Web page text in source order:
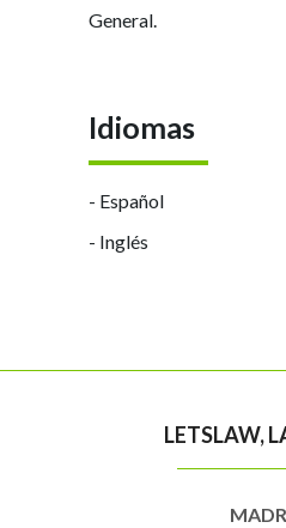
General.
Idiomas
- Español
- Inglés
LETSLAW,